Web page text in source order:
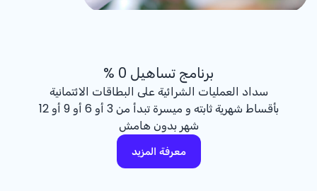
برنامج تساهيل 0 %
سداد العمليات الشرائية على البطاقات الائتمانية
بأقساط شهرية ثابته و ميسرة تبدأ من 3 أو 6 أو 9 أو 12
شهر بدون هامش
معرفة المزيد